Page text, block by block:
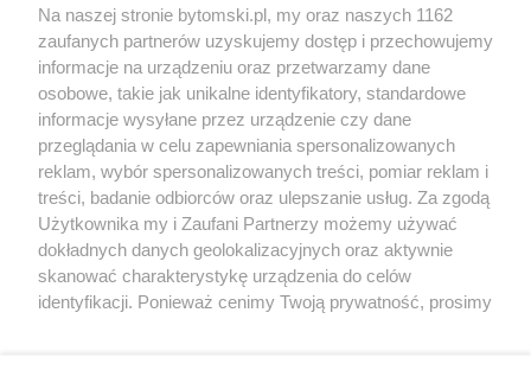
Wydawca mediów lokalnych
Nie zapomnij
zapoznać się z:
polityką prywatności regulamin korzystania z portali
Twojemiasto
Piekary Śląskie
Chorzów
Tarnowskie Góry
Skontaktuj sięz nami
Kontakt
Wydawca
Pogoda
Na naszej stronie bytomski.pl, my oraz naszych 1162
zaufanych partnerów uzyskujemy dostęp i przechowujemy
informacje na urządzeniu oraz przetwarzamy dane
osobowe, takie jak unikalne identyfikatory, standardowe
informacje wysyłane przez urządzenie czy dane
przeglądania w celu zapewniania spersonalizowanych
reklam, wybór spersonalizowanych treści, pomiar reklam i
treści, badanie odbiorców oraz ulepszanie usług. Za zgodą
Użytkownika my i Zaufani Partnerzy możemy używać
dokładnych danych geolokalizacyjnych oraz aktywnie
skanować charakterystykę urządzenia do celów
identyfikacji. Ponieważ cenimy Twoją prywatność, prosimy